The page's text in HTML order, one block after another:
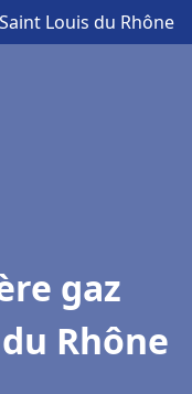
Louis du Rhône
gaz
Rhône